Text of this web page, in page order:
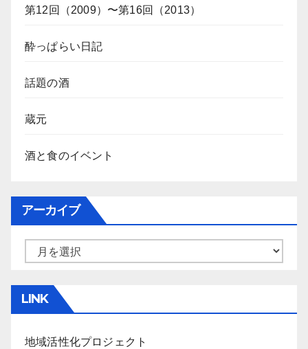
第12回（2009）〜第16回（2013）
酔っぱらい日記
話題の酒
蔵元
酒と食のイベント
アーカイブ
LINK
地域活性化プロジェクト